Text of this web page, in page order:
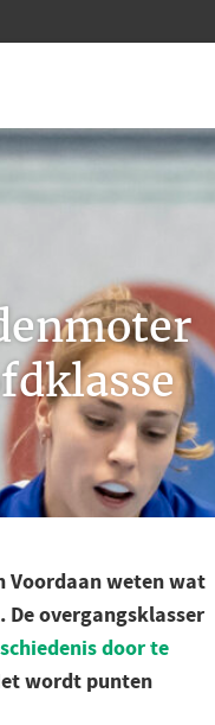
Voordaan weten wat
overgangsklasser
door te
wordt punten